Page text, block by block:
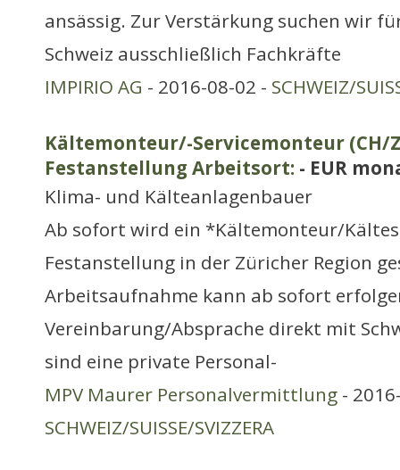
ansässig. Zur Verstärkung suchen wir
Schweiz ausschließlich Fachkräfte
IMPIRIO AG - 2016-08-02 - SCHWEIZ/
Kältemonteur/-Servicemonteur (CH/
Festanstellung Arbeitsort: - EUR
Klima- und Kälteanlagenbauer
Ab sofort wird ein *Kältemonteur/
Festanstellung in der Züricher Region
Arbeitsaufnahme kann ab sofort
Vereinbarung/Absprache direkt mit
sind eine private Personal-
MPV Maurer Personalvermittlung -
SCHWEIZ/SUISSE/SVIZZERA